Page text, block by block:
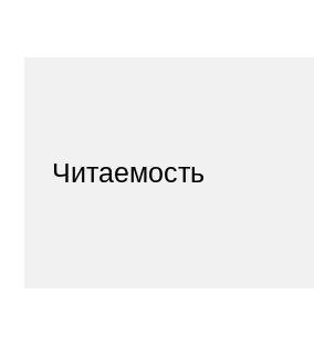
Читаемость